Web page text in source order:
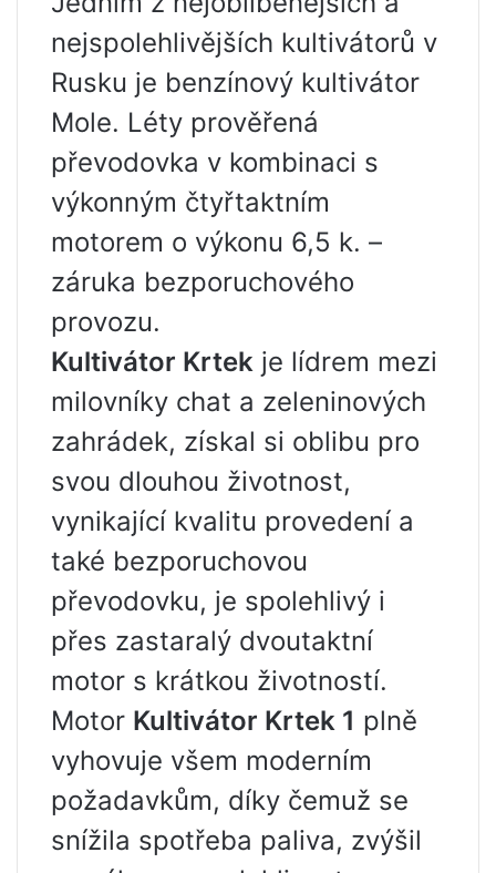
nejspolehlivějších kultivátorů v
Rusku je benzínový kultivátor
Mole. Léty prověřená
převodovka v kombinaci s
výkonným čtyřtaktním
motorem o výkonu 6,5 k. –
záruka bezporuchového
provozu.
Kultivátor Krtek je lídrem mezi
milovníky chat a zeleninových
zahrádek, získal si oblibu pro
svou dlouhou životnost,
vynikající kvalitu provedení a
také bezporuchovou
převodovku, je spolehlivý i
přes zastaralý dvoutaktní
motor s krátkou životností.
Motor Kultivátor Krtek 1 plně
vyhovuje všem moderním
požadavkům, díky čemuž se
snížila spotřeba paliva, zvýšil